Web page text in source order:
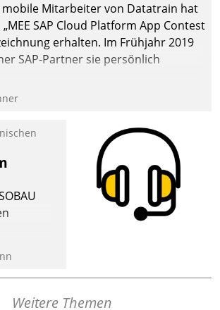
mobile Mitarbeiter von Datatrain hat
SAP Cloud Platform App Contest
erhalten. Im Frühjahr 2019
SAP-Partner sie persönlich
das
und
Weitere Themen